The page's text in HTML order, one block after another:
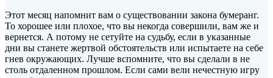
Этот месяц напомнит вам о существовании закона бумеранг.
То хорошее или плохое, что вы некогда совершили, вам же и
вернется. А потому не сетуйте на судьбу, если в указанные
дни вы станете жертвой обстоятельств или испытаете на себе
гнев окружающих. Лучше вспомните, что вы сделали в не
столь отдаленном прошлом. Если сами вели нечестную игру